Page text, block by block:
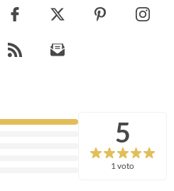
5
1 voto